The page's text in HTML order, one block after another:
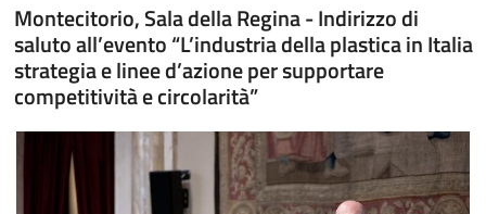
Montecitorio, Sala della Regina - Indirizzo di
saluto all’evento “L’industria della plastica in Italia
strategia e linee d’azione per supportare
competitività e circolarità”